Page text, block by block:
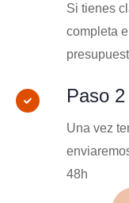
Si tienes
completa
Paso
Una vez
48h